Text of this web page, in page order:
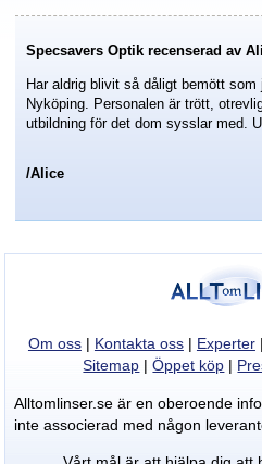
Specsavers Optik recenserad av
Har aldrig blivit så dåligt bemött
Nyköping. Personalen är trött,
utbildning för det dom sysslar med.
/Alice
Om oss| Kontakta oss| Experter|
Sitemap |Öppet köp |
Alltomlinser.se är en oberoende
inte associerad med någon